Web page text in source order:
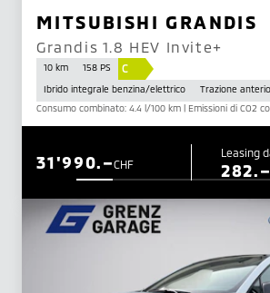
MITSUBISHI GRANDIS
Grandis 1.8 HEV Invite+
10 km 158 PS C
Ibrido integrale benzina/elettrico
Trazione
Consumo combinato: 4.4 l/100 km | Emissioni di CO2
CHF
31'990.– Leasing
282.–